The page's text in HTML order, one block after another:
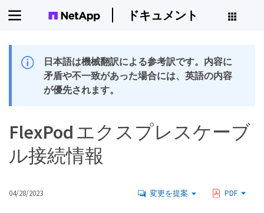
ドキュメント
日本語は機械翻訳による参考訳です。内容に
矛盾や不一致があった場合には、英語の内容
が優先されます。
FlexPod エクスプレスケーブ
ル接続情報
04/28/2023 変更を提案 PDF